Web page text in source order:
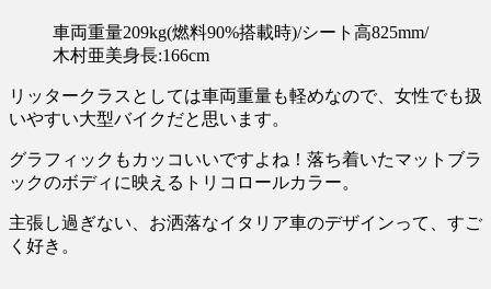
車両重量209kg(燃料90%搭載時)/シート高825mm/
木村亜美身長:166cm
リッタークラスとしては車両重量も軽めなので、女性でも扱
いやすい大型バイクだと思います。
グラフィックもカッコいいですよね！落ち着いたマットブラ
ックのボディに映えるトリコロールカラー。
主張し過ぎない、お洒落なイタリア車のデザインって、すご
く好き。